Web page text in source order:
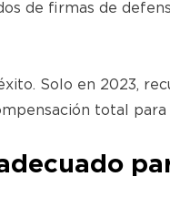
de firmas de
Solo en 2023,
total